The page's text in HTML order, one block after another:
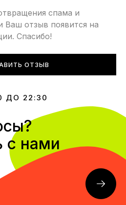
спама и
Ваш отзыв появится на
Спасибо!
ОТЗЫВ
ДО 22:30
с нами